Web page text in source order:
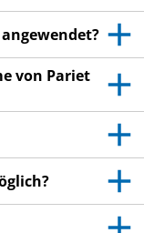
wie Sie.
wenden Sie
Dies gilt auch
Siehe Abschnitt
von Pariet